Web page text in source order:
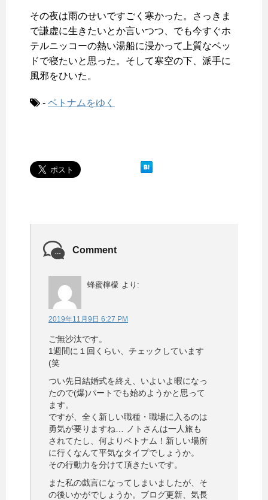
その夜は雨のせいですごく寒かった。さっきま
で謙虚に生きたいとか言いつつ、でも今すぐホ
テルニッコーの熱い湯船に浸かって上質なベッ
ドで寝たいと思った。そして寒空の下、派手に
風邪をひいた。
- ベトナムをゆく
Comment
蜂蜜檸檬 より:
2019年11月9日 6:27 PM
ご無沙汰です。
1週間に１回くらい、チェックしています
(笑
つい先日結婚式を終え、いよいよ暇になっ
たので(爆)パートでも始めようかと思って
ます。
ですが、全く新しい職種・職場に入るのは
勇気が要りますね… ノトさんは一人旅も
されてたし、何よりベトナム！新しい場所
に行くなんて平気なタイプでしょうか。
その行動力を分けて頂きたいです。
また私の戯言になってしまいましたが、そ
の後いかがでしょうか。ブログ更新、気長